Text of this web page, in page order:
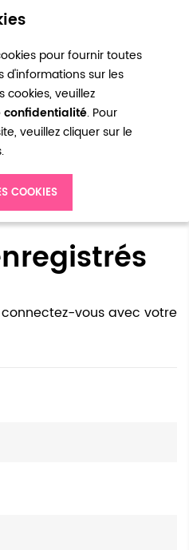
pour fournir toutes
d'informations sur les
cookies, veuillez
confidentialité. Pour
veuillez cliquer sur le
COOKIES
vous avec votre